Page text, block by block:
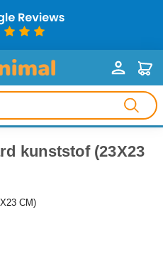
kunststof (23X23